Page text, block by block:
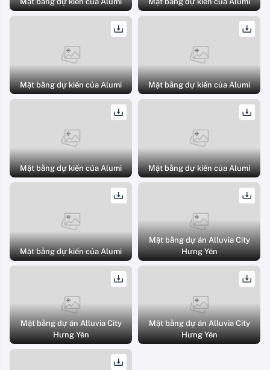
Mặt bằng dự kiến của Alumi Mặt bằng dự kiến của Alumi
Mặt bằng dự kiến của Alumi Mặt bằng dự kiến của Alumi
Mặt bằng dự kiến của Alumi
Mặt bằng dự án Alluvia City
Hưng Yên
Mặt bằng dự án Alluvia City
Hưng Yên
Mặt bằng dự án Alluvia City
Hưng Yên